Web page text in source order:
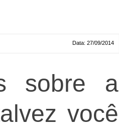
Data: 27/09/2014
sobre a
você